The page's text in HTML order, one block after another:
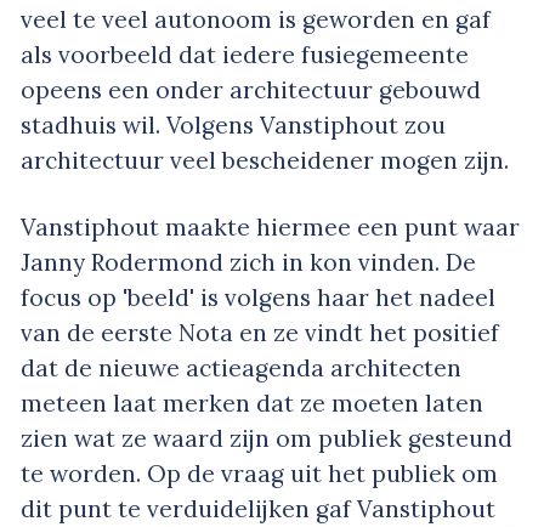
veel te veel autonoom is geworden en gaf
als voorbeeld dat iedere fusiegemeente
opeens een onder architectuur gebouwd
stadhuis wil. Volgens Vanstiphout zou
architectuur veel bescheidener mogen zijn.
Vanstiphout maakte hiermee een punt waar
Janny Rodermond zich in kon vinden. De
focus op 'beeld' is volgens haar het nadeel
van de eerste Nota en ze vindt het positief
dat de nieuwe actieagenda architecten
meteen laat merken dat ze moeten laten
zien wat ze waard zijn om publiek gesteund
te worden. Op de vraag uit het publiek om
dit punt te verduidelijken gaf Vanstiphout